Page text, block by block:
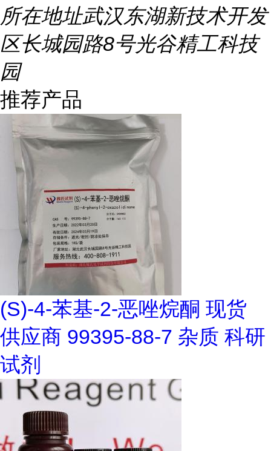
所在地址武汉东湖新技术开发
区长城园路8号光谷精工科技
园
推荐产品
(S)-4-苯基-2-恶唑烷酮 现货
供应商 99395-88-7 杂质 科研
试剂